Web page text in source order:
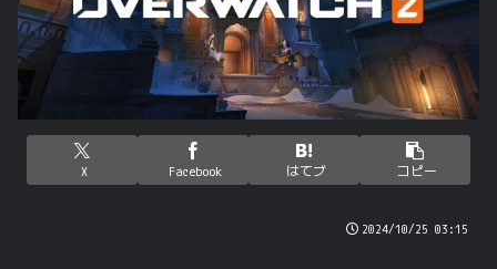
X Facebook はてブ コピー
2024/10/25 03:15